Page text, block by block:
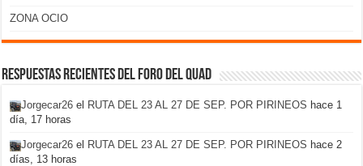
ZONA OCIO
Respuestas recientes del foro del Quad
Jorgecar26 el RUTA DEL 23 AL 27 DE SEP. POR PIRINEOS hace 1
día, 17 horas
Jorgecar26 el RUTA DEL 23 AL 27 DE SEP. POR PIRINEOS hace 2
días, 13 horas